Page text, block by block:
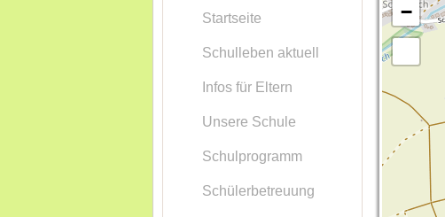
Startseite
Schulleben aktuell
Infos für Eltern
Unsere Schule
Schulprogramm
Schülerbetreuung
−